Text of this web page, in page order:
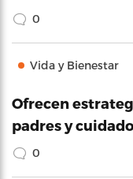
0
Vida y Bienestar
Ofrecen
padres y
0